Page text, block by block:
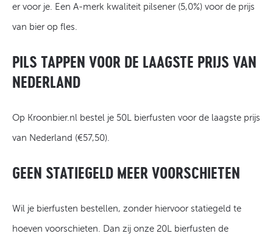
er voor je. Een A-merk kwaliteit pilsener (5,0%) voor de prijs
van bier op fles.
PILS TAPPEN VOOR DE LAAGSTE PRIJS VAN
NEDERLAND
Op Kroonbier.nl bestel je 50L bierfusten voor de laagste prijs
van Nederland (€57,50).
GEEN STATIEGELD MEER VOORSCHIETEN
Wil je bierfusten bestellen, zonder hiervoor statiegeld te
hoeven voorschieten. Dan zij onze 20L bierfusten de